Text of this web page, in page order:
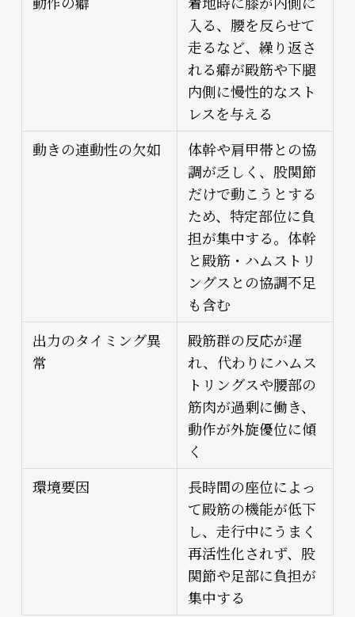
入る、腰を反らせて
走るなど、繰り返さ
れる癖が殿筋や下腿
内側に慢性的なスト
レスを与える
動きの連動性の欠如
体幹や肩甲帯との協
調が乏しく、股関節
だけで動こうとする
ため、特定部位に負
担が集中する。体幹
と殿筋・ハムストリ
ングスとの協調不足
も含む
出力のタイミング異
常
殿筋群の反応が遅
れ、代わりにハムス
トリングスや腰部の
筋肉が過剰に働き、
動作が外旋優位に傾
く
環境要因
長時間の座位によっ
て殿筋の機能が低下
し、走行中にうまく
再活性化されず、股
関節や足部に負担が
集中する